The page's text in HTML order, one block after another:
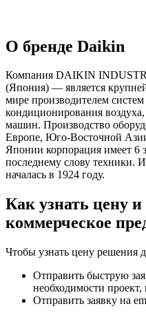
О бренде Daikin
Компания DAIKIN
(Япония) — является
мире производителем систем
кондиционирования
машин. Производство
Европе, Юго-Восточной
Японии корпорация имеет 6
последнему слову техники.
началась в 1924 году.
Как узнать цену
коммерческое
Чтобы узнать цену решения
Отправить быструю
необходимости проект,
Отправить заявку на